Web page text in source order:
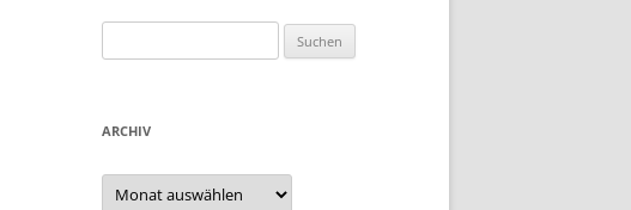
nach:
ARCHIV
Archiv